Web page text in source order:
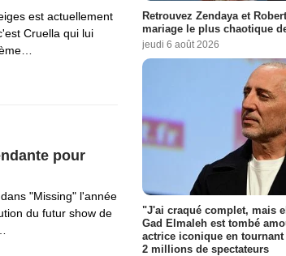
est actuellement
Cruella qui lui
pour
"Missing" l'année
du futur show de
Retrouvez Zendaya et
mariage le plus chaotique
jeudi 6 août 2026
"J'ai craqué complet, mais
Gad Elmaleh est tombé
actrice iconique en
2 millions de spectateurs